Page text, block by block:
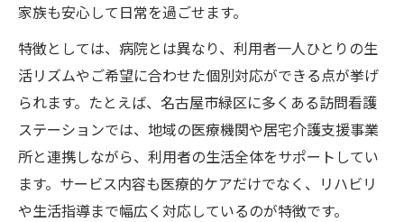
訪問看護で得られる安心感とその理由
訪問看護スタッフのサポート体制と信頼性
在宅介護と訪問看護の連携で生まれる安心
訪問看護利用中のトラブル回避ポイント
家族も安心できる訪問看護のサポート内容
在宅介護で知りたい訪問看護の具体的な利用体
験
家族も安心して日常を過ごせます。
特徴としては、病院とは異なり、利用者一人ひとりの生
活リズムやご希望に合わせた個別対応ができる点が挙げ
られます。たとえば、名古屋市緑区に多くある訪問看護
ステーションでは、地域の医療機関や居宅介護支援事業
所と連携しながら、利用者の生活全体をサポートしてい
ます。サービス内容も医療的ケアだけでなく、リハビリ
や生活指導まで幅広く対応しているのが特徴です。